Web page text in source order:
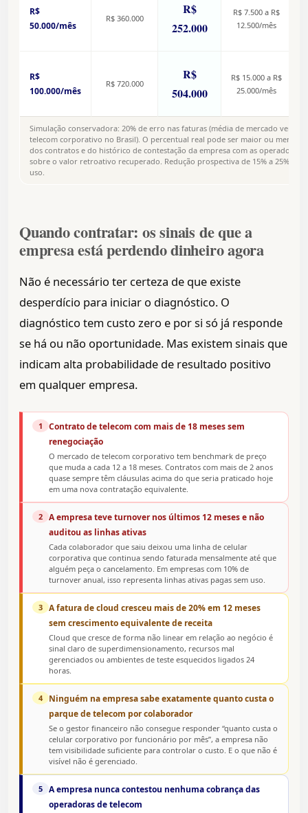
R$
50.000/mês
R$ 360.000
R$
252.000
R$ 7.500 a R$
12.500/mês
R$
100.000/mês
R$ 720.000
R$
504.000
R$ 15.000 a R$
25.000/mês
Simulação conservadora: 20% de erro nas faturas (média de mercado
telecom corporativo no Brasil). O percentual real pode ser maior ou menor
dos contratos e do histórico de contestação da empresa com as operadoras.
sobre o valor retroativo recuperado. Redução prospectiva de 15% a 25%
uso.
Quando contratar: os sinais de que a
empresa está perdendo dinheiro agora
Não é necessário ter certeza de que existe
desperdício para iniciar o diagnóstico. O
diagnóstico tem custo zero e por si só já responde
se há ou não oportunidade. Mas existem sinais que
indicam alta probabilidade de resultado positivo
em qualquer empresa.
1
Contrato de telecom com mais de 18 meses sem
renegociação
O mercado de telecom corporativo tem benchmark de preço
que muda a cada 12 a 18 meses. Contratos com mais de 2 anos
quase sempre têm cláusulas acima do que seria praticado hoje
em uma nova contratação equivalente.
2 A empresa teve turnover nos últimos 12 meses e não
auditou as linhas ativas
Cada colaborador que saiu deixou uma linha de celular
corporativa que continua sendo faturada mensalmente até que
alguém peça o cancelamento. Em empresas com 10% de
turnover anual, isso representa linhas ativas pagas sem uso.
3 A fatura de cloud cresceu mais de 20% em 12 meses
sem crescimento equivalente de receita
Cloud que cresce de forma não linear em relação ao negócio é
sinal claro de superdimensionamento, recursos mal
gerenciados ou ambientes de teste esquecidos ligados 24
horas.
4
Ninguém na empresa sabe exatamente quanto custa o
parque de telecom por colaborador
Se o gestor financeiro não consegue responder “quanto custa o
celular corporativo por funcionário por mês”, a empresa não
tem visibilidade suficiente para controlar o custo. E o que não é
visível não é gerenciado.
5 A empresa nunca contestou nenhuma cobrança das
operadoras de telecom